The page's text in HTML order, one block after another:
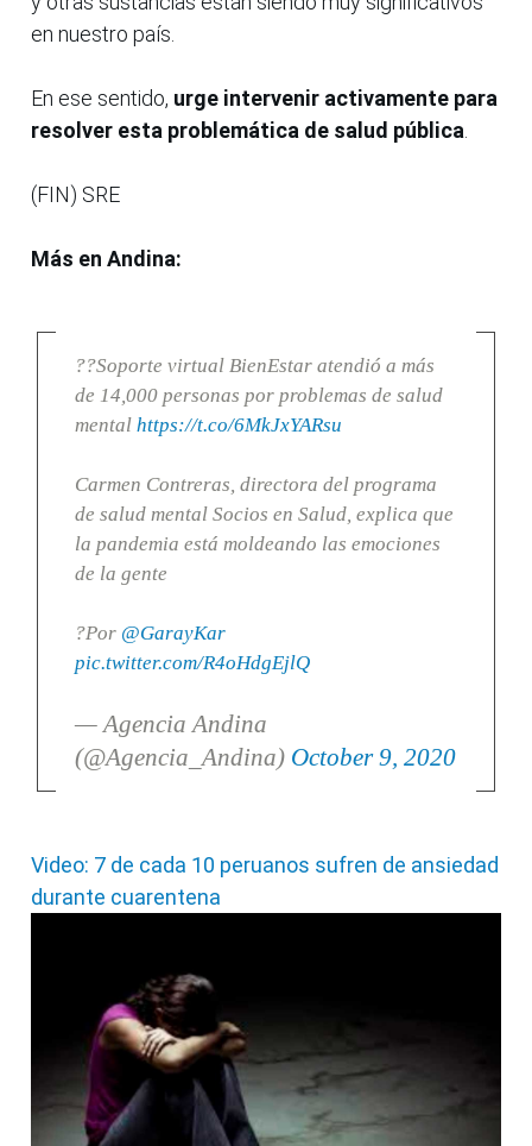
en nuestro país.
En ese sentido, urge intervenir activamente para
resolver esta problemática de salud pública
(FIN) SRE
Más en Andina:
??Soporte virtual BienEstar atendió a más
de 14,000 personas por problemas de salud
mental https://t.co/6MkJxYARsu
Carmen Contreras, directora del programa
de salud mental Socios en Salud, explica que
la pandemia está moldeando las emociones
de la gente
?Por @GarayKar
pic.twitter.com/R4oHdgEjlQ
— Agencia Andina
(@Agencia_Andina) October 9, 2020
Video: 7 de cada 10 peruanos sufren de ansiedad
durante cuarentena